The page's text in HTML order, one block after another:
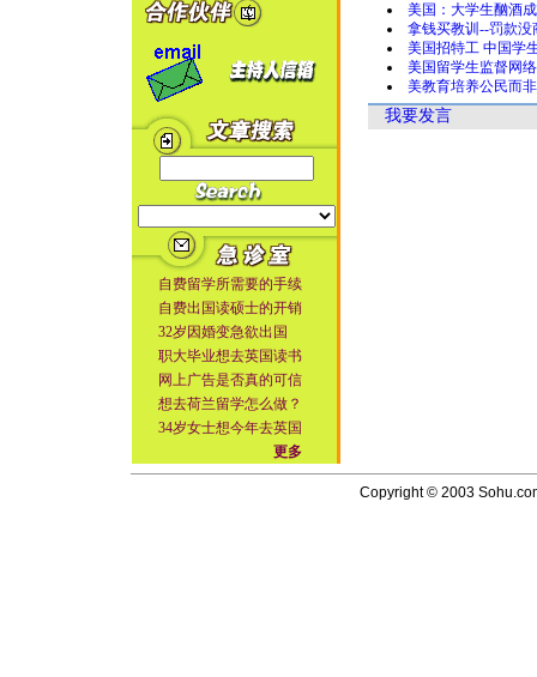
自费留学所需要的手续
自费出国读硕士的开销
32岁因婚变急欲出国
职大毕业想去英国读书
网上广告是否真的可信
想去荷兰留学怎么做？
34岁女士想今年去英国
更多
美国：大学生酗酒
拿钱买教训--罚款没
美国招特工 中国学
美国留学生监督网
美教育培养公民而
我要发言
Copyright © 2003